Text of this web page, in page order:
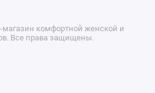
магазин комфортной женской и
Все права защищены.